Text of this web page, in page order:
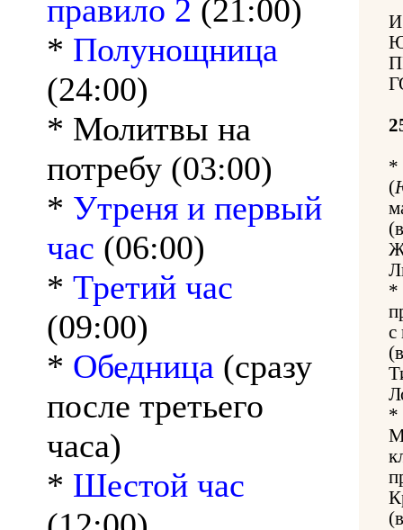
правило 2 (21:00)
* Полунощница
(24:00)
* Молитвы на
потребу (03:00)
* Утреня и первый
час (06:00)
* Третий час
(09:00)
* Обедница (сразу
после третьего
часа)
* Шестой час
*
(
*
с
*